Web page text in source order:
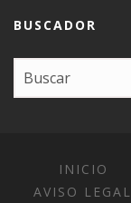
BUSCADOR
INICIO
AVISO LEGAL